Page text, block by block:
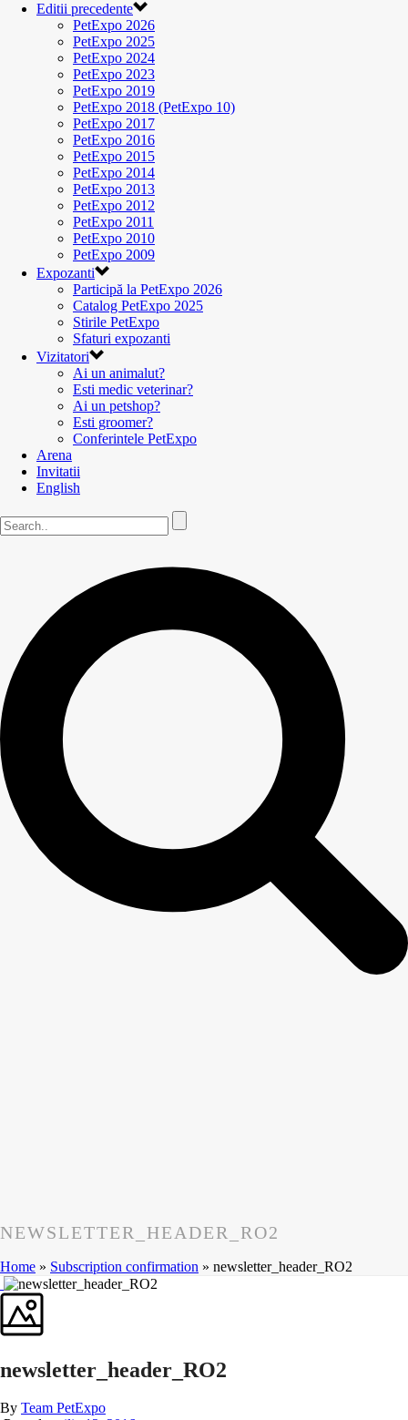
Editii precedente
PetExpo 2026
PetExpo 2025
PetExpo 2024
PetExpo 2023
PetExpo 2019
PetExpo 2018 (PetExpo 10)
PetExpo 2017
PetExpo 2016
PetExpo 2015
PetExpo 2014
PetExpo 2013
PetExpo 2012
PetExpo 2011
PetExpo 2010
PetExpo 2009
Expozanti
Participă la PetExpo 2026
Catalog PetExpo 2025
Stirile PetExpo
Sfaturi expozanti
Vizitatori
Ai un animalut?
Esti medic veterinar?
Ai un petshop?
Esti groomer?
Conferintele PetExpo
Arena
Invitatii
English
NEWSLETTER_HEADER_RO2
Home » Subscription confirmation » newsletter_header_RO2
newsletter_header_RO2
By Team PetExpo